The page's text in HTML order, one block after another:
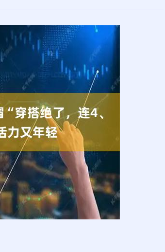
北证50 1122.88 3.42